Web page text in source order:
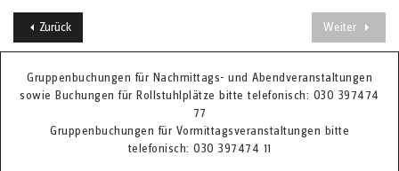
Zurück Weiter
Gruppenbuchungen für Nachmittags- und Abendveranstaltungen
sowie Buchungen für Rollstuhlplätze bitte telefonisch: 030 397474
77
Gruppenbuchungen für Vormittagsveranstaltungen bitte
telefonisch: 030 397474 11